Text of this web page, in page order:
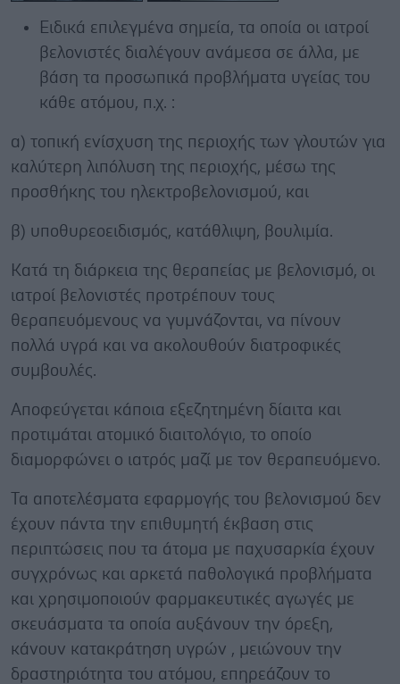
Ειδικά επιλεγμένα σημεία, τα οποία οι ιατροί
βελονιστές διαλέγουν ανάμεσα σε άλλα, με
βάση τα προσωπικά προβλήματα υγείας του
κάθε ατόμου, π.χ. :
α) τοπική ενίσχυση της περιοχής των γλουτών για
καλύτερη λιπόλυση της περιοχής, μέσω της
προσθήκης του ηλεκτροβελονισμού, και
β) υποθυρεοειδισμός, κατάθλιψη, βουλιμία.
Κατά τη διάρκεια της θεραπείας με βελονισμό, οι
ιατροί βελονιστές προτρέπουν τους
θεραπευόμενους να γυμνάζονται, να πίνουν
πολλά υγρά και να ακολουθούν διατροφικές
συμβουλές.
Αποφεύγεται κάποια εξεζητημένη δίαιτα και
προτιμάται ατομικό διαιτολόγιο, το οποίο
διαμορφώνει ο ιατρός μαζί με τον θεραπευόμενο.
Τα αποτελέσματα εφαρμογής του βελονισμού δεν
έχουν πάντα την επιθυμητή έκβαση στις
περιπτώσεις που τα άτομα με παχυσαρκία έχουν
συγχρόνως και αρκετά παθολογικά προβλήματα
και χρησιμοποιούν φαρμακευτικές αγωγές με
σκευάσματα τα οποία αυξάνουν την όρεξη,
κάνουν κατακράτηση υγρών , μειώνουν την
δραστηριότητα του ατόμου, επηρεάζουν το